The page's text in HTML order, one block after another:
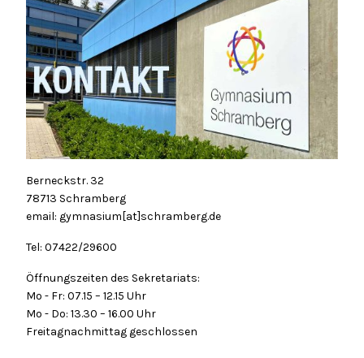
Berneckstr. 32
78713 Schramberg
email: gymnasium[at]schramberg.de
Tel: 07422/29600
Öffnungszeiten des Sekretariats:
Mo - Fr: 07.15 – 12.15 Uhr
Mo - Do: 13.30 – 16.00 Uhr
Freitagnachmittag geschlossen